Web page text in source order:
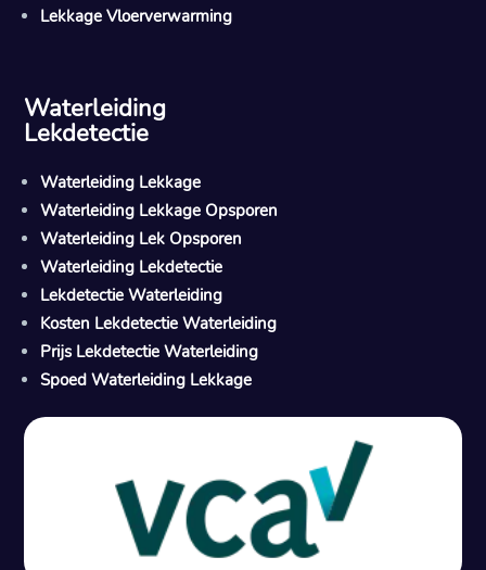
M
Gratis offerte in 24 uur
Lekkage Vloerverwarming
Waterleiding
Lekdetectie
Waterleiding Lekkage
Waterleiding Lekkage Opsporen
Waterleiding Lek Opsporen
Waterleiding Lekdetectie
Lekdetectie Waterleiding
Kosten Lekdetectie Waterleiding
Prijs Lekdetectie Waterleiding
Spoed Waterleiding Lekkage